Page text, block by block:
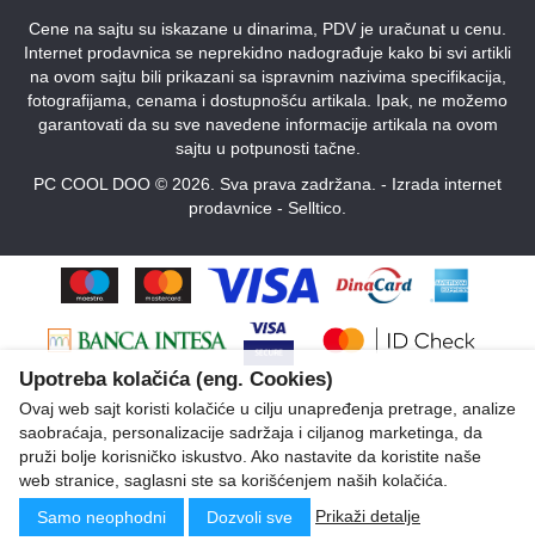
Cene na sajtu su iskazane u dinarima, PDV je uračunat u cenu.
Internet prodavnica se neprekidno nadograđuje kako bi svi artikli
na ovom sajtu bili prikazani sa ispravnim nazivima specifikacija,
fotografijama, cenama i dostupnošću artikala. Ipak, ne možemo
garantovati da su sve navedene informacije artikala na ovom
sajtu u potpunosti tačne.
PC COOL DOO © 2026. Sva prava zadržana. - Izrada internet
prodavnice - Selltico.
Upotreba kolačića (eng. Cookies)
Ovaj web sajt koristi kolačiće u cilju unapređenja pretrage, analize
saobraćaja, personalizacije sadržaja i ciljanog marketinga, da
pruži bolje korisničko iskustvo. Ako nastavite da koristite naše
web stranice, saglasni ste sa korišćenjem naših kolačića.
Samo neophodni
Dozvoli sve Prikaži detalje